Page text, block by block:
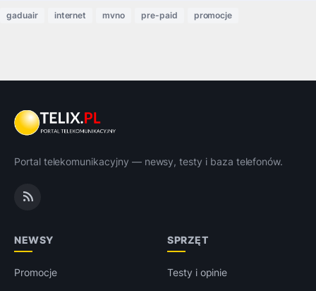
gaduair internet mvno pre-paid promocje
Portal telekomunikacyjny — newsy, testy i baza telefonów.
NEWSY
Promocje
SPRZĘT
Testy i opinie